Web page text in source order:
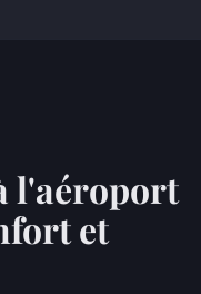
l'aéroport
et